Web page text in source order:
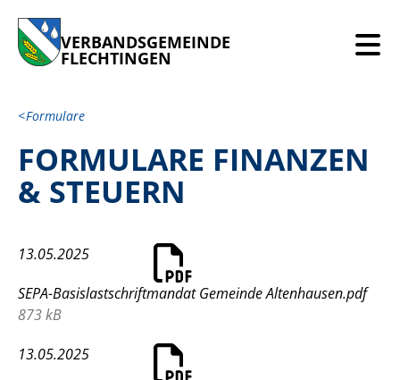
VERBANDSGEMEINDE
FLECHTINGEN
Formulare
FORMULARE FINANZEN
& STEUERN
13.05.2025
SEPA-Basislastschriftmandat Gemeinde Altenhausen.pdf
873 kB
13.05.2025